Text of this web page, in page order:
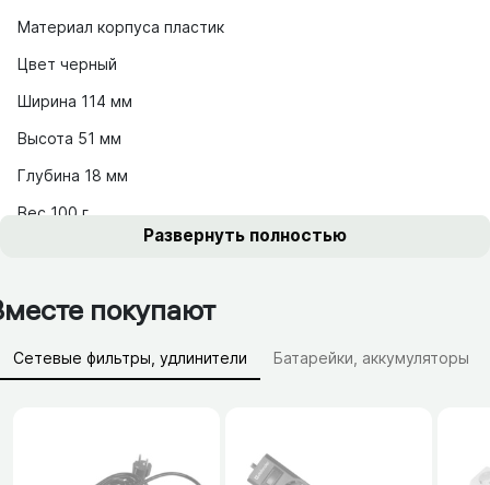
Материал корпуса пластик
Цвет черный
Ширина 114 мм
Высота 51 мм
Глубина 18 мм
Вес 100 г
Развернуть полностью
покупают
Сетевые фильтры, удлинители Батарейки, аккумуляторы